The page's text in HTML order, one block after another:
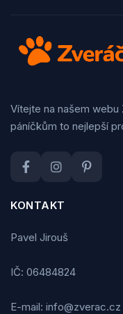
Vítejte na našem
páníčkům to nejlepší
KONTAKT
Pavel Jirouš
IČ: 06484824
E-mail: info@zverac.cz